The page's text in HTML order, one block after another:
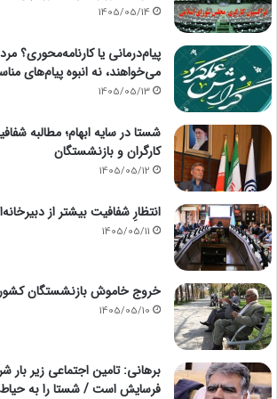
1405/05/14
پیام‌درمانی یا کارنامه‌محوری؟
می‌خواهند، نه انبوه پیام‌های
1405/05/13
شستا در سایه ابهام؛ مطالبه
کارگران و بازنشستگان
1405/05/12
انتظارِ شفافیت بیشتر از
1405/05/11
خروج خاموش بازنشستگان
1405/05/10
برهانی: تامین اجتماعی زیر
فرسایش است / شستا را به